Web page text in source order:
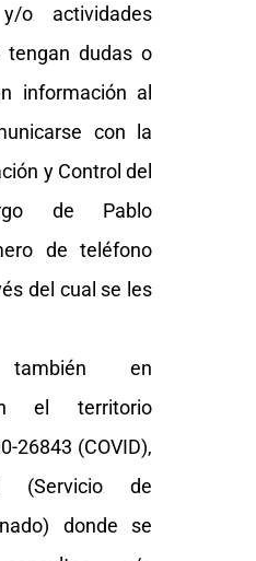
o actividades
dudas o
información al
con la
y Control del
de Pablo
de teléfono
del cual se les
en
el territorio
26843 (COVID),
(Servicio de
donde se